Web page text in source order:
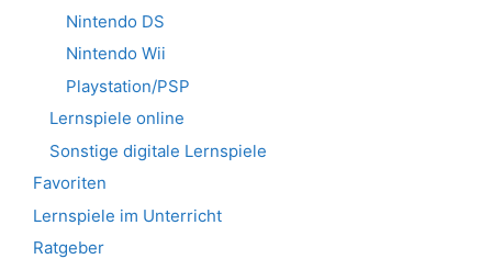
Nintendo DS
Nintendo Wii
Playstation/PSP
Lernspiele online
Sonstige digitale Lernspiele
Favoriten
Lernspiele im Unterricht
Ratgeber